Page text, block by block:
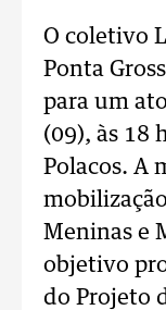
O coletivo
Ponta
para um
(09), às 18
Polacos. A
Meninas e
objetivo
do Projeto